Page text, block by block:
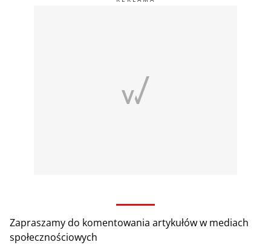
Zapraszamy do komentowania artykułów w mediach
społecznościowych